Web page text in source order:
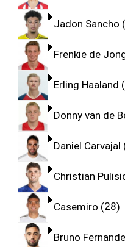
Jadon Sancho
Frenkie de
Erling Haaland
Donny van de
Daniel Carvajal
Christian
Casemiro 28
Bruno